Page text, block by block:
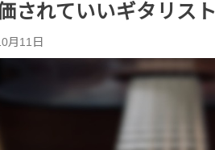
されていいギタリスト
月11日